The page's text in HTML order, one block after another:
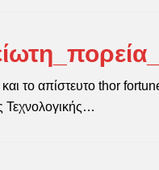
το απίστευτο thor
Τεχνολογικής…